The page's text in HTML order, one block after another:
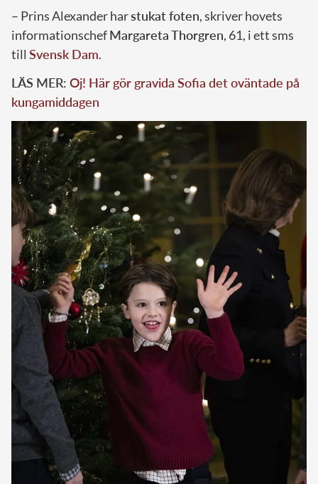
– Prins Alexander harstukat foten, skriver hovets
informationschefMargareta Thorgren, 61, i ett sms
till Svensk Dam.
LÄS MER: Oj! Här gör gravida Sofia det oväntade på
kungamiddagen